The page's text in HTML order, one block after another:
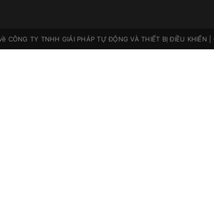
CÔNG TY TNHH GIẢI PHÁP TỰ ĐỘNG VÀ THIẾT BỊ ĐIỀU KHIỂN